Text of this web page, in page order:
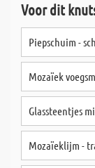
Voor dit
Piepschuim -
Mozaïek
Glassteentjes
Mozaïeklijm -